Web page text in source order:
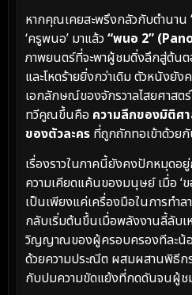
หากคุณเคยสะพรึงกลัวกับตำนาน
‘ครูพนอ’ มาแล้ว “พนอ 2”
ภาพยนตร์ที่จะพาผู้ชมดิ่งลึกสู่ต้นต
และโหดร้ายยิ่งกว่าเดิม ตัวหนังยั
เอกลักษณ์ของจักรวาลไสยศาสต
ทวีคูณขึ้นคือ ความลึกของมิติศ
ของตัวละคร ที่ถูกถักทอเข้าด้วย
เรื่องราวในภาคนี้ยังคงปักหมุดอ
ความเคียดแค้นของมนุษย์ เมื่อ ‘ขอ
เป็นเพียงแค่เครื่องมือในการทำ
กลับเริ่มต้นขึ้นเมื่อพลังงานลี้ลับเ
วิญญาณของผู้ครอบครองทีละน้
ด้วยความประณีต ผสมผสานพิธีก
กับปมความขัดแย้งที่กดดันจนผู้ช